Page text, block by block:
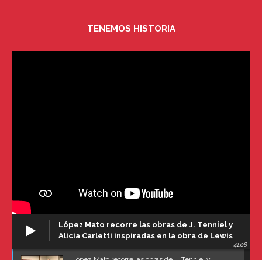
TENEMOS HISTORIA
López Mato recorre las obras de J. Tenniel y
Alicia Carletti inspiradas en la obra de Lewis
41:08